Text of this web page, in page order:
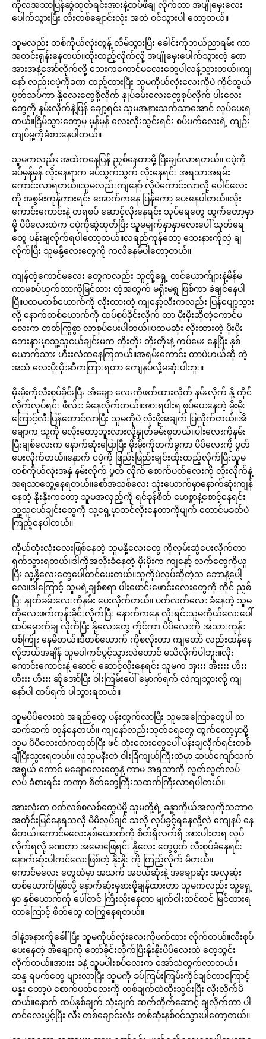
ကိုလအသာပြန်ဆွဲထုတ်ရင်းအားနဲ့ထပ်ဖိချ လိုက်တာ အပျိုမှေးလေး
ပေါက်သွားပြီး လီးတစ်ချောင်းလုံး အထဲ ဝင်သွားပါ တော့တယ်။
သူမလည်း တစ်ကိုယ်လုံးတွန့် လိမ်သွားပြီး ခေါင်းကိုဘယ်ညာရမ်း ကာ
အတင်းရုန်းနေတယ်။ထိုးထည့်လိုက်လို့ အပျိုမှေးပေါက်သွားတဲ့ ခဏ
အားအနဲ့အော်လိုက်လို့ ဘေးကကောင်မလေးတွေပါလန့်သွားတယ်။ကျ
နော် လည်းငပဲ့ကိုခဏ ထည့်ထားပြီး သူမကိုယ်လုံးလေးကိုပဲ ကိုင်တွယ်
ပွတ်သပ်ကာ နို့လေးတွေစို့လိုက် နှုပ်ခမ်းလေးတွေစုပ်လိုက် ပါးလေး
တွေကို နမ်းလိုက်နဲ့ပြန် ချော့ရင်း သူမအနားသက်သာအောင် လုပ်ပေးရ
တယ်။ငြိမ်သွားတော့မှ မှန်မှန် လေးလိုးသွင်းရင်း စပ်ပက်လေးရဲ့ ကျဉ်း
ကျပ်မှု့ကိုခံစားနေပါတယ်။
သူမကလည်း အထဲကနေပြန် ညှစ်နေတာမို့ ပြီးချင်လာရတယ်။ ငပဲ့ကို
ခပ်မှန်မှန် လိုးနေရာက ခပ်သွက်သွက် လိုးနေရင်း အရသာအရမ်း
ကောင်းလာရတယ်။သူမလည်းကျနော့် လိုပဲကောင်းလာလို့ ပေါင်လေး
ကို အစွမ်းကုန်ကားရင်း အောက်ကနေ ပြန်ကော့ ပေးနေပါတယ်။လိုး
ကောင်းကောင်းနဲ့ တရစပ် ဆောင့်လိုးနေရင်း သုပ်ရေတွေ ထွက်တော့မှာ
မို့ ပိပိလေးထဲက ငပဲ့ကိုဆွဲထုတ်ပြီး သူမမျက်နှာနှာလေးပေါ် သုတ်ရေ
တွေ ပန်းချလိုက်ရပါတော့တယ်။လရည်ကုန်တော့ ဘေးနားကိုလှဲ ချ
လိုက်ပြီး သူမနို့လေးတွေကို ကလိနေမိပါတော့တယ်။
ကျန်တဲ့ကောင်မလေး တွေကလည်း သူတို့ရှေ့ တင်ယောက်ျားနဲ့မိန်မ
ကာမစပ်ယှက်တာကိုမြင်ထား တဲ့အတွက် မရိုးမရွ ဖြစ်ကာ ခံချင်နေပါ
ပြီ။ပထမတစ်ယောက်ကို လိုးထားတဲ့ ကျနော့်လီးကလည်း ပြန်ပျော့သွား
လို့ နောက်တစ်ယောက်ကို ထပ်စုပ်ခိုင်းလိုက် တာ မိုးမိုးဆိုတဲ့ကောင်မ
လေးက တတ်ကြွစွာ လာစုပ်ပေးပါတယ်။ပထမဆုံး လိုးထားတဲ့ ပိုးပိုး
ဘေးနားမှာသူ့သူငယ်ချင်းမက တိုးတိုး တိုးတိုးနဲ့ ကပ်မေး နေပြီး နှစ်
ယောက်သား ဟီးးလံထနေကြတယ်။အရမ်းကောင်း တာပဲဟယ်ဆို တဲ့
အသံ လေးပိုးပိုးဆီကကြားရတာ ကျေနပ်လို့မဆုံးပါဘူး။
မိုးမိုးကိုလီးစုပ်ခိုင်းပြီး အိချော လေးကိုဖက်ထားလိုက် နမ်းလိုက် နို့ ကိုင်
လိုက်လုပ်ရင်း ဖီလ်းး ခံနေလိုက်တယ်။အားရပါးရ စုပ်ပေးနေတဲ့ မိုးမိုး
ကြောင့်လီးပြန်တောင်လာပြီး သူမကိုပဲ လိုးဖို့အချက် ပြလိုက်တယ်။အိ
ချောက သူ့ကို မလိုးတော့ဘူးလားလို့နှုတ်ခမ်းစူတယ်။ပါးလေးကိုနမ်း
ပြီးချစ်လေးက နောက်ဆုံးပြောပြီး မိုးမိုးကိုတက်ခွကာ ပိပိလေးကို ပွတ်
ပေးလိုက်တယ်။နောက် ငပဲ့ကို ဖြည်းဖြည်းချင်းထိုးထည့်လိုက်ပြီးသူမ
တစ်ကိုယ်လုံးအနှံ နမ်းလိုက် ပွတ် လိုက် စောက်ပတ်လေးကို လိုးလိုက်နဲ့
အရသာတွေ့နေရတယ်။စော်အသစ်လေး သုံးယောက်မှာနောက်ဆုံးကျန်
နေတဲ့ နိုးနိုးကတော့ သူမအလှည့်ကို ရင်ခုန်စိတ် မောစွာနဲ့စောင့်နေရင်း
သူ့သူငယ်ချင်းတွေကို သူ့ရှေ့မှာတင်လိုးနေတာကိုမျက် တောင်မခတ်ပဲ
ကြည့်နေပါတယ်။
ကိုယ်တုံးလုံးလေးဖြစ်နေတဲ့ သူမနို့လေးတွေ ကိုလှမ်းဆွဲပေးလိုက်တာ
ရှက်သွားရတယ်။ဒါကိုအလိုးခံနေတဲ့ မိုးမိုးက ကျနော့် လက်တွေကိုယူ
ပြီး သူ့နို့လေးတွေပေါ်တင်ပေးတယ်။သူကိုပဲလုပ်ဆိုတဲ့သ ဘောနဲ့ပေါ့
လေ။ဒါကြောင့် သူမရဲ့ချစ်စရာ ပါးဖောင်းဖောင်းလေးတွေကို ကိုင် ညှစ်
ပြီး နှုတ်ခမ်းလေးကိုနမ်း ပေးလိုက်တယ်။ ပက်လက်လေး ခံနေတဲ့ သူမ
ကိုလေးဖက်ကုန်းခိုင်းလိုက်ပြီး နောက်ကနေ လိုးရင်းသူမကိုယ်လေးပေါ်
ထပ်မှောက်ချ လိုက်ပြီး နို့လေးတွေ ကိုင်ကာ ပိပိလေးကို အသားကုန်း
ပစ်ကြုံး နေမိတယ်။ဒီတစ်ယောက် ကိုစလိုးတာ ကျတော် လည်းထန်နေ
လို့ဘယ်အချိန် သူမပါကင်ပွင့်သွားလဲတောင် မသိလိုက်ပါဘူး။လိုး
ကောင်းကောင်းနဲ့ ဆောင့် ဆောင့်လိုးနေရင်း သူမက အှးးး အီးးးး ဟီးး
ဟီးးး ဟီးးး ဆိုအော်ပြီး ဝါးကြမ်းပေါ် မှောက်ရက် လဲကျသွားလို့ ကျ
နော်ပါ ထပ်ရက် ပါသွားရတယ်။
သူမပိပိလေးထဲ အရည်တွေ ပန်းထွက်လာပြီး သူမအကြောတွေပါ တ
ဆက်ဆက် တုန်နေတယ်။ ကျနော်လည်းသုတ်ရေတွေ ထွက်တော့မှာမို့
သူမ ပိပိလေးထဲကထုတ်ပြီး ဖင် တုံးလေးတွေပေါ် ပန်းချလိုက်ရင်းတစ်
ချီပြီးသွားရတယ်။ လူသူမနီးတဲ ဝါးခြံကျယ်ကြီးထဲမှာ ဆယ်ကျော်သက်
အရွယ် ကောင် မချောလေးတွေနဲ့ ကာမ အရသာကို လွတ်လွတ်လပ်
လပ် ခံစားရင်း တဏှာ စိတ်တွေကြီးသထက်ကြီးလာရပါတယ်။
အားလုံးက ဝတ်လစ်စလစ်တွေပဲမို့ သူမတို့ရဲ့ ခန္ဓာကိုယ်အလှကိုသဘာဝ
အတိုင်းမြင်နေရသလို မိမိလုပ်ချင် သလို လုပ်ခွင့်ရနေလို့လဲ ကျေနပ် နေ
မိတယ်။ကောင်မလေးနှစ်ယောက်ကို စိတ်ရှိလက်ရှိ အားပါးတရ လုပ်
လိုက်ရလို့ ခဏတာ အမောဖြေရင်း နို့လေး တွေပွတ် လီးစုပ်ခံနေရင်း
နောက်ဆုံးပါကင်လေးဖြစ်တဲ့ နိုးနိုး ကို ကြည့်လိုက် မိတယ်။
ကောင်မလေး တွေထဲမှာ အသက် အငယ်ဆုံးနဲ့ အချောဆုံး အလှဆုံး
တစ်ယောက်ဖြစ်လို့ နောက်ဆုံးမှစားဖို့ချန်ထားတာ သူမကလည်း သူ့ရှေ့
မှာ နှစ်ယောက်ကို ပေါ်တင် ကြီးလိုးနေတာ မျက်ဝါးထင်ထင် မြင်ထားရ
တာကြောင့် စိတ်တွေ ထကြွနေရတယ်။
ဒါနဲ့အနားကိုခေါ်ပြီး သူမကိုယ်လုံးလေးကိုဖက်ထား လိုက်တယ်။လီးစုပ်
ပေးနေတဲ့ အိချောကို တော်ခိုင်းလိုက်ပြီးနိုးနိုးပိပိလေးထဲ တေ့သွင်း
လိုက်တယ်။အားးး ခနဲ့ သူမပါးစပ်လေးက အော်သံထွက်လာတယ်။
ဆန္ဒ ရမက်တွေ များလာပြီး သူမကို ခပ်ကြမ်းကြမ်းကိုင်ချင်တာကြောင့်
မနူး တော့ပဲ စောက်ပတ်လေးကို တစ်ချက်ထဲထိုးသွင်းပြီး လိုးလိုက်မိ
တယ်။နောက် ထပ်နှစ်ချက် သုံးချက် ဆက်တိုက်ဆောင့် ချလိုက်တာ ပါ
ကင်လေးပွင့်ပြီး လီး တစ်ချောင်းလုံး တစ်ဆုံးနစ်ဝင်သွားပါတော့တယ်။